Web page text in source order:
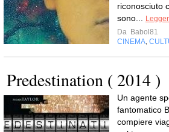
riconosciuto
sono...
Da Babol81
CINEMA
Predestination ( 2014 )
Un agente
fantomatico
compiere